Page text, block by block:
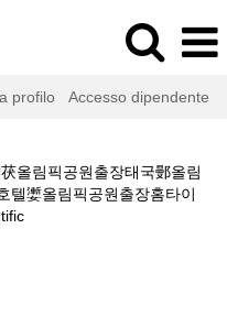
profilo Accesso dipendente
올림픽공원출장태국鄤올림
텔嬱올림픽공원출장홈타이
(pagina